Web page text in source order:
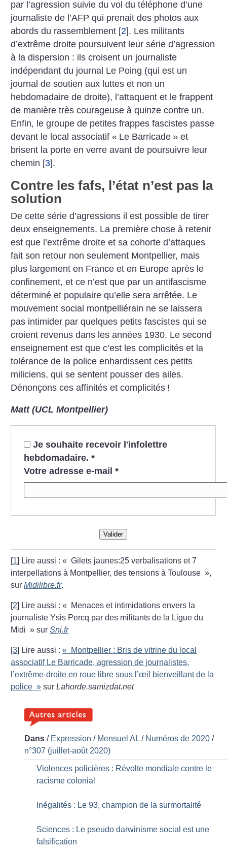
par l’agression suivie du vol du téléphone d’une
journaliste de l’AFP qui prenait des photos aux
abords du rassemblement [2]. Les militants
d’extrême droite poursuivent leur série d’agression
à la dispersion : ils croisent un journaliste
indépendant du journal Le Poing (qui est un
journal de soutien aux luttes et non un
hebdomadaire de droite), l’attaquent et le frappent
de manière très courageuse à quinze contre un.
Enfin, le groupe de petites frappes fascistes passe
devant le local associatif « Le Barricade » et
brisent la porte en verre avant de poursuivre leur
chemin [3].
Contre les fafs, l’état n’est pas la
solution
De cette série d’agressions il est possible de tirer
deux enseignements. La première chose à retenir
est que l’extrême droite et sa cohorte d’attaques
fait son retour non seulement Montpellier, mais
plus largement en France et en Europe après le
confinement, et ce n’est que par un antifascisme
déterminé et populaire qu’elle sera arrêtée. Le
mouvement social montpelliérain ne se laissera
pas intimider par quelques petits fascistes qui se
croient revenus dans les années 1930. Le second
enseignement est que c’est les complicités et la
tolérance de la police enhardissent ces petits
miliciens, qui se sentent pousser des ailes.
Dénonçons ces affinités et complicités !
Matt (UCL Montpellier)
Je souhaite recevoir l'infolettre
hebdomadaire. *
Votre adresse e-mail *
Valider
[1] Lire aussi : « Gilets jaunes:25 verbalisations et 7
interpellations à Montpellier, des tensions à Toulouse »,
surMidilibre.fr.
[2] Lire aussi : «
Menaces et intimidations envers la
journaliste Ysis Percq par des militants de la Ligue du
Midi » surSnj.fr
[3] Lire aussi :«
Montpellier : Bris de vitrine du local
associatif Le Barricade, agression de journalistes,
l’extrême-droite en roue libre sous l’œil bienveillant de la
police » surLahorde.samizdat.net
Dans / Expression / Mensuel AL / Numéros de 2020 /
n°307 (juillet-août 2020)
Violences policières : Révolte mondiale contre le
racisme colonial
Inégalités : Le 93, champion de la surmortalité
Sciences : Le pseudo darwinisme social est une
falsification